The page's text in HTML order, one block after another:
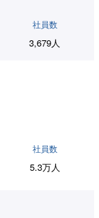
社員数
3,679人
社員数
5.3万人